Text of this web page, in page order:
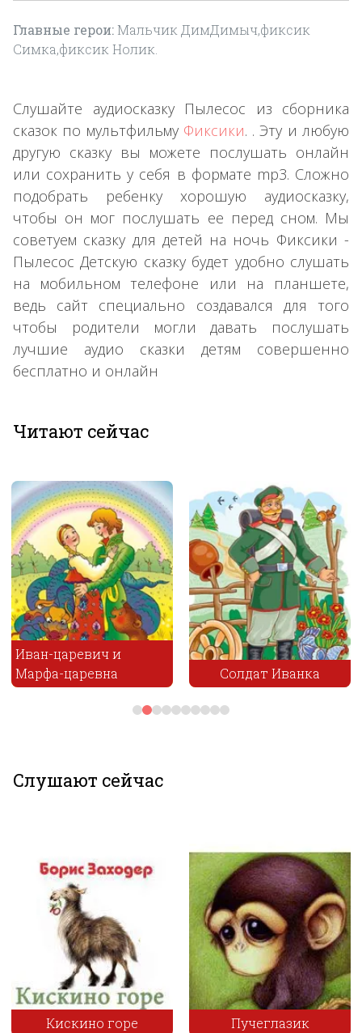
Главные герои:Мальчик ДимДимыч,фиксик
Симка,фиксик Нолик.
Слушайте аудиосказку Пылесос из сборника
сказок по мультфильму Фиксики. . Эту и любую
другую сказку вы можете послушать онлайн
или сохранить у себя в формате mp3. Сложно
подобрать ребенку хорошую аудиосказку,
чтобы он мог послушать ее перед сном. Мы
советуем сказку для детей на ночь Фиксики -
Пылесос Детскую сказку будет удобно слушать
на мобильном телефоне или на планшете,
ведь сайт специально создавался для того
чтобы родители могли давать послушать
лучшие аудио сказки детям совершенно
бесплатно и онлайн
Читают сейчас
Солдат Иванка Булыжник и Алмаз
Слушают сейчас
Пучеглазик Квикверн